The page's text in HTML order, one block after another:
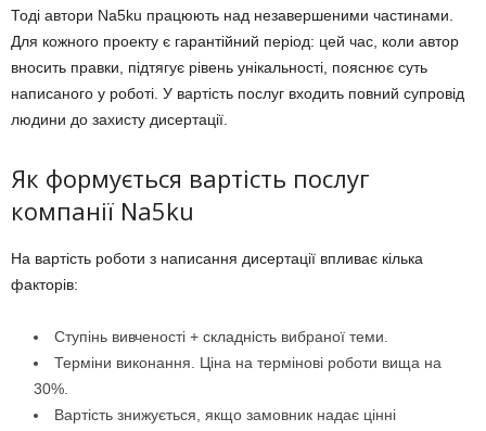
Тоді автори Na5ku працюють над незавершеними частинами.
Для кожного проекту є гарантійний період: цей час, коли автор
вносить правки, підтягує рівень унікальності, пояснює суть
написаного у роботі. У вартість послуг входить повний супровід
людини до захисту дисертації.
Як формується вартість послуг
компанії Na5ku
На вартість роботи з написання дисертації впливає кілька
факторів:
Ступінь вивченості + складність вибраної теми.
Терміни виконання. Ціна на термінові роботи вища на
30%.
Вартість знижується, якщо замовник надає цінні